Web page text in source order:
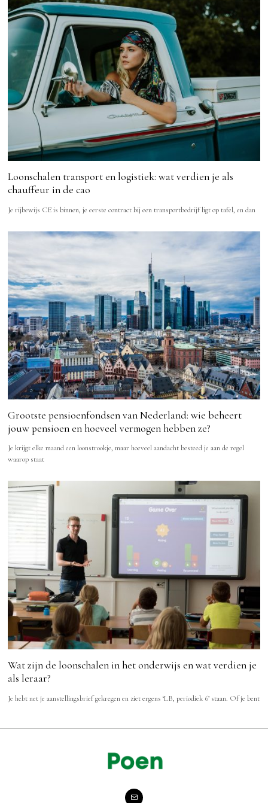
Loonschalen transport en logistiek: wat verdien je als
chauffeur in de cao
Je rijbewijs CE is binnen, je eerste contract bij een transportbedrijf ligt op tafel, en dan
Grootste pensioenfondsen van Nederland: wie beheert
jouw pensioen en hoeveel vermogen hebben ze?
Je krijgt elke maand een loonstrookje, maar hoeveel aandacht besteed je aan de regel
waarop staat
Wat zijn de loonschalen in het onderwijs en wat verdien je
als leraar?
Je hebt net je aanstellingsbrief gekregen en ziet ergens ‘LB, periodiek 6’ staan. Of je bent